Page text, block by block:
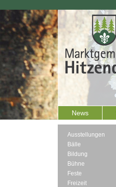
News
Ausstellungen
Bälle
Bildung
Bühne
Feste
Freizeit